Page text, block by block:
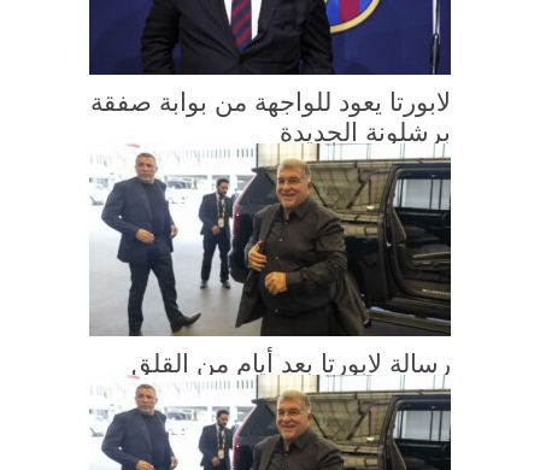
لابورتا يعود للواجهة من بوابة صفقة
برشلونة الجديدة
رسالة لابورتا بعد أيام من القلق